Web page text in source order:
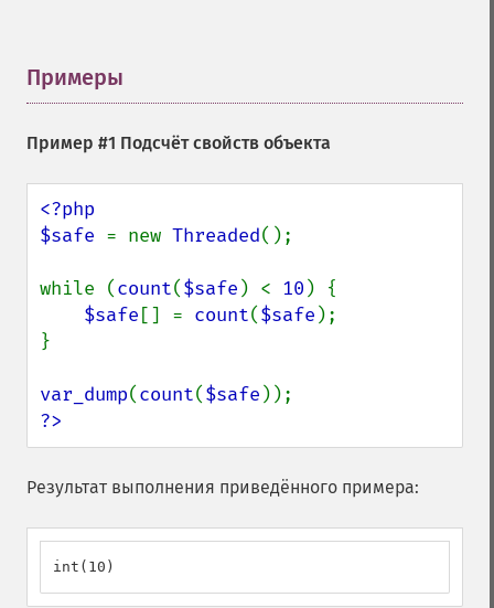
Примеры
Пример #1 Подсчёт свойств объекта
<?php
$safe = new Threaded();
while (count($safe ) < 10 ) {
$safe [] = count($safe );
}
var_dump(count($safe
?>
Результат выполнения приведённого примера:
int(10)